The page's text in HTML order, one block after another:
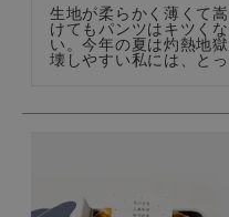
生地が柔らかく薄くて
けてもパンツはキツく
い。今年の夏は灼熱地
壊しやすい私には、と